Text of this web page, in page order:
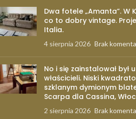
Dwa fotele „Amanta”. W
co to dobry vintage.
Italia.
4 sierpnia 2026 Brak
No i się zainstalował był
właścicieli. Niski
szklanym dymionym
Scarpa dla Cassina,
2 sierpnia 2026 Brak